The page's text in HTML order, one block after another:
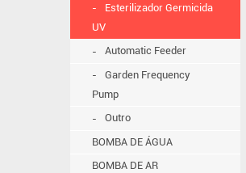
Esterilizador Germicida
UV
Automatic Feeder
Garden Frequency
Pump
Outro
BOMBA DE ÁGUA
BOMBA DE AR